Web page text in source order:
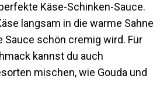
Käse-Schinken-Sauce.
langsam in die warme Sahne
Sauce schön cremig wird. Für
kannst du auch
mischen, wie Gouda und